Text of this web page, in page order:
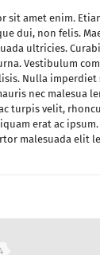
sit amet enim.
dui, non felis.
ultricies.
Vestibulum
Nulla imperdiet
nec malesua
turpis velit,
erat ac
malesuada elit